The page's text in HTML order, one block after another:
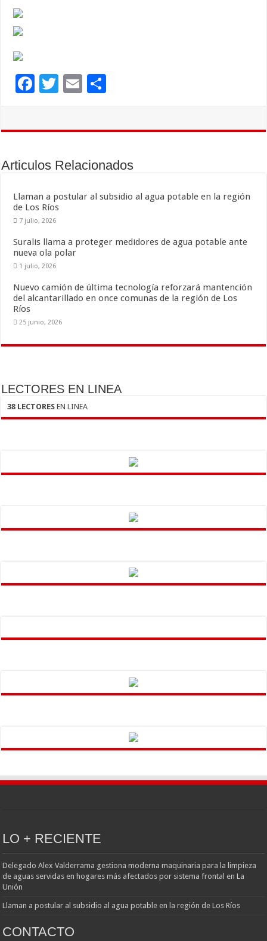
F
o
k
T
E
ar
r
Articulos Relacionados
Llaman a postular al subsidio al agua potable en la región
de Los Ríos
7 julio, 2026
Suralis llama a proteger medidores de agua potable ante
nueva ola polar
1 julio, 2026
Nuevo camión de última tecnología reforzará mantención
del alcantarillado en once comunas de la región de Los
Ríos
25 junio, 2026
LECTORES EN LINEA
38 LECTORES EN LINEA
LO + RECIENTE
Delegado Alex Valderrama gestiona moderna maquinaria para la limpieza
de aguas servidas en hogares más afectados por sistema frontal en La
Unión
Llaman a postular al subsidio al agua potable en la región de Los Ríos
CONTACTO